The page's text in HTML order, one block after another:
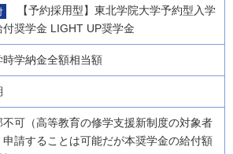
【予約採用型】東北学院大学予約型入学
付奨学金 LIGHT UP奨学金
時学納金全額相当額
不可（高等教育の修学支援新制度の対象者
申請することは可能だが本奨学金の給付額